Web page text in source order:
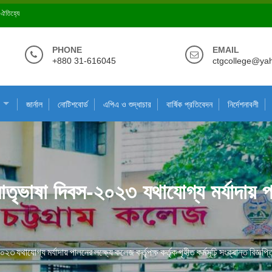
ঐতিহ্যে
PHONE
+880 31-616045
EMAIL
জার্নাল নোটিশবোর্ড এপিএ ও শুদ্ধাচার বার্ষিক প্রতিবেদন নির্দেশনাবলী
দিবস-২০২৩ যথাযোগ্য মর্যাদায়
যথাযোগ্য মর্যাদায় পালনের লক্ষ্যে কলেজ কর্তৃপক্ষ কর্তৃক গৃহীত কর্মসূচি সংক্রান্ত